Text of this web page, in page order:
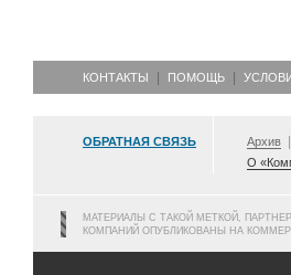
КОНТАКТЫ ПОМОЩЬ
ОБРАТНАЯ СВЯЗЬ Архив
О
МАТЕРИАЛЫ С ТАКОЙ МЕТКОЙ,
КОМПАНИЙ ОПУБЛИКОВАНЫ НА